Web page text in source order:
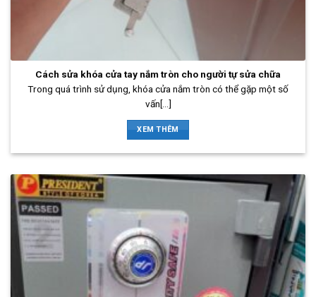
Cách sửa khóa cửa tay nắm tròn cho người tự sửa chữa
Trong quá trình sử dụng, khóa cửa nắm tròn có thể gặp một số
vấn[...]
XEM THÊM